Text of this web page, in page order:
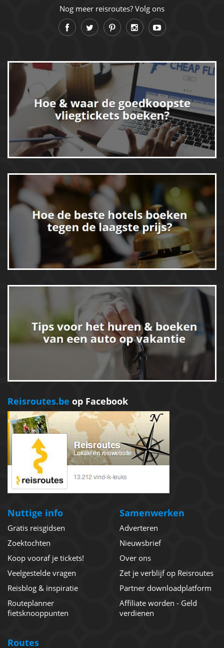
Nog meer reisroutes? Volg ons
Reisroutes.be op Facebook
Nuttige info
Gratis reisgidsen
Zoektochten
Koop vooraf je tickets!
Veelgestelde vragen
Reisblog & inspiratie
Routeplanner
fietsknooppunten
Samenwerken
Adverteren
Nieuwsbrief
Over ons
Zet je verblijf op Reisroutes
Partner downloadplatform
Affiliate worden - Geld
verdienen
Routes